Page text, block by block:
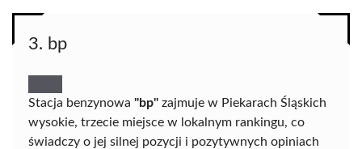
3. bp
Stacja benzynowa "bp" zajmuje w Piekarach Śląskich
wysokie, trzecie miejsce w lokalnym rankingu, co
świadczy o jej silnej pozycji i pozytywnych opiniach